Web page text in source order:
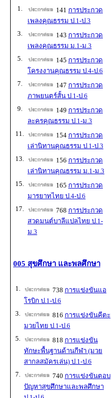
1. 141 การประกวด
เพลงคุณธรรม ป.1-ป.3
3.
143 การประกวด
เพลงคุณธรรม ม.1-ม.3
5.
145 การประกวด
โครงงานคุณธรรม ป.4-ป.6
7.
147 การประกวด
ภาพยนตร์สั้น ป.1-ป.6
9.
149 การประกวด
ละครคุณธรรม ป.1-ม.3
11.
154 การประกวด
เล่านิทานคุณธรรม ป.1-ป.3
13.
156 การประกวด
เล่านิทานคุณธรรม ม.1-ม.3
15.
165 การประกวด
มารยาทไทย ป.4-ป.6
17.
768 การประกวด
สวดมนต์บาลีแปลไทย ป.1-
ม.3
005 สุขศึกษา และพลศึกษา
1. 738 การแข่งขันแอ
โรบิก ป.1-ป.6
3.
816 การแข่งขันคีตะ
มวยไทย ป.1-ป.6
5.
818 การแข่งขัน
ทักษะพื้นฐานด้านกีฬา (มวย
สากลสมัครเล่น) ป.1-ป.6
7.
740 การแข่งขันตอบ
ปัญหาสุขศึกษาและพลศึกษา